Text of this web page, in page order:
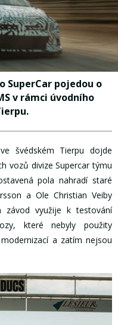
SuperCar pojedou o
v rámci úvodního
švédském Tierpu dojde
vozů divize Supercar týmu
pola nahradí staré
a Ole Christian Veiby
závod využije k testování
které nebyly použity
a zatím nejsou